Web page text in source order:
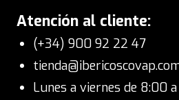
Color intenso y
loncha luce un
resultado de
maduración largo
Atención al cliente:
(+34) 900 92 22 47
Lunes a viernes de 8:00 a